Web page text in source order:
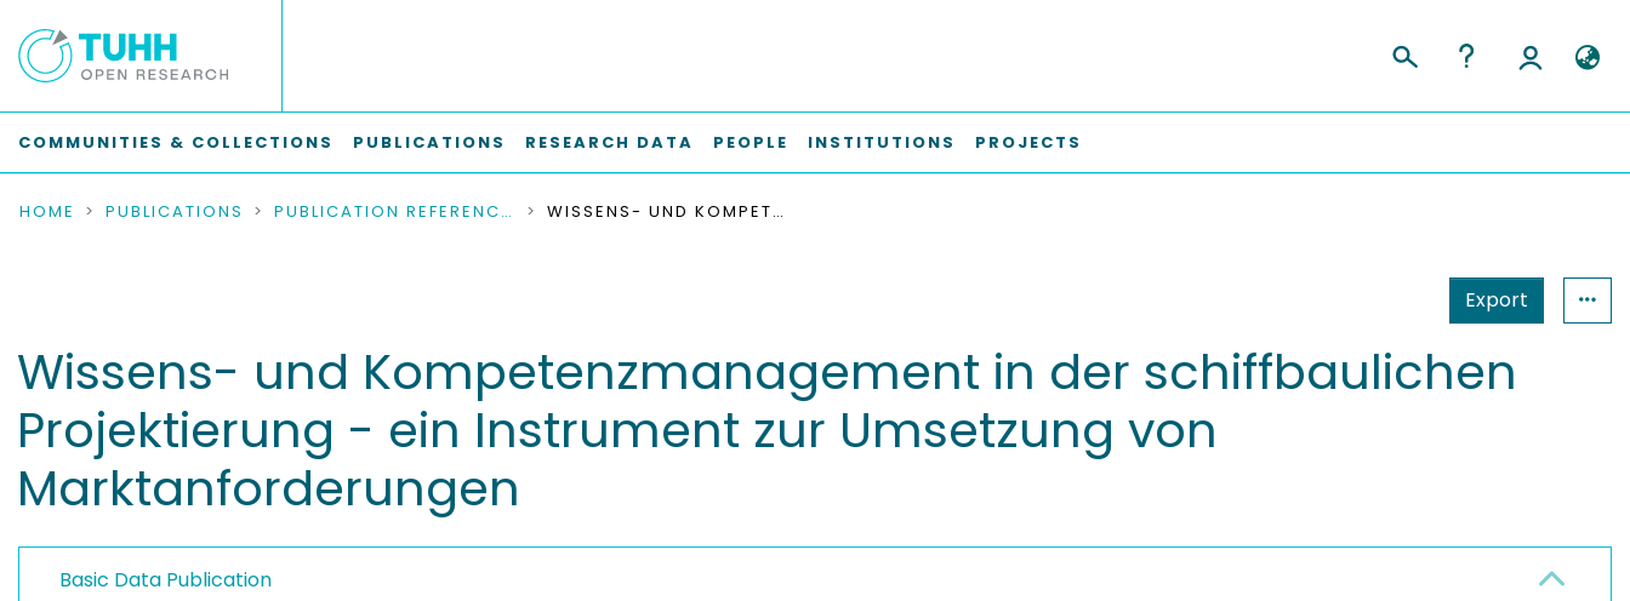
COMMUNITIES & COLLECTIONS PUBLICATIONS RESEARCH DATA PEOPLE INSTITUTIONS PROJECTS
HOME PUBLICATIONS PUBLICATION REFERENCES WISSENS- UND KOMPETENZMANAGEMENT IN DER SCHIFFBAULICHEN PROJEKTIERUNG - EIN INSTRUMENT ZUR UMSETZUNG VON MARKTANFORDERUNGEN
Export
Wissens- und Kompetenzmanagement in der schiffbaulichen
Projektierung - ein Instrument zur Umsetzung von
Marktanforderungen
Basic Data Publication